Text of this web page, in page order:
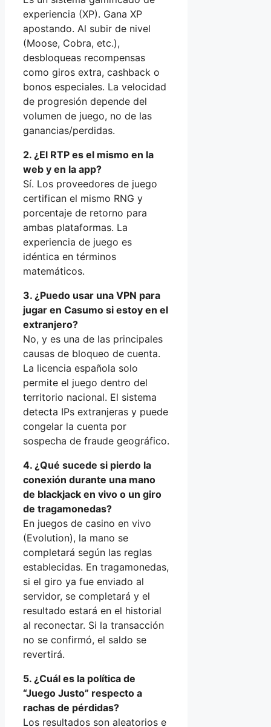
experiencia (XP). Gana XP
apostando. Al subir de nivel
(Moose, Cobra, etc.),
desbloqueas recompensas
como giros extra, cashback o
bonos especiales. La velocidad
de progresión depende del
volumen de juego, no de las
ganancias/perdidas.
2. ¿El RTP es el mismo en la
web y en la app?
Sí. Los proveedores de juego
certifican el mismo RNG y
porcentaje de retorno para
ambas plataformas. La
experiencia de juego es
idéntica en términos
matemáticos.
3. ¿Puedo usar una VPN para
jugar en Casumo si estoy en el
extranjero?
No, y es una de las principales
causas de bloqueo de cuenta.
La licencia española solo
permite el juego dentro del
territorio nacional. El sistema
detecta IPs extranjeras y puede
congelar la cuenta por
sospecha de fraude geográfico.
4. ¿Qué sucede si pierdo la
conexión durante una mano
de blackjack en vivo o un giro
de tragamonedas?
En juegos de casino en vivo
(Evolution), la mano se
completará según las reglas
establecidas. En tragamonedas,
si el giro ya fue enviado al
servidor, se completará y el
resultado estará en el historial
al reconectar. Si la transacción
no se confirmó, el saldo se
revertirá.
5. ¿Cuál es la política de
“Juego Justo” respecto a
rachas de pérdidas?
Los resultados son aleatorios e